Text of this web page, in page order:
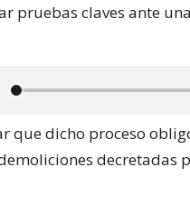
pruebas claves ante
que dicho proceso
decretadas